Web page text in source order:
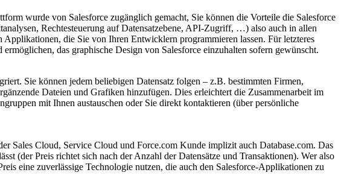
wurde von Salesforce zugänglich gemacht, Sie können die Vorteile die Salesforce
Rechtesteuerung auf Datensatzebene, API-Zugriff, …) also auch in allen
die Sie von Ihren Entwicklern programmieren lassen. Für letzteres
das graphische Design von Salesforce einzuhalten sofern gewünscht.
Sie können jedem beliebigen Datensatz folgen – z.B. bestimmten Firmen,
Dateien und Grafiken hinzufügen. Dies erleichtert die Zusammenarbeit im
mit Ihnen austauschen oder Sie direkt kontaktieren (über persönliche
Sales Cloud, Service Cloud und Force.com Kunde implizit auch Database.com. Das
(der Preis richtet sich nach der Anzahl der Datensätze und Transaktionen). Wer also
eine zuverlässige Technologie nutzen, die auch den Salesforce-Applikationen zu